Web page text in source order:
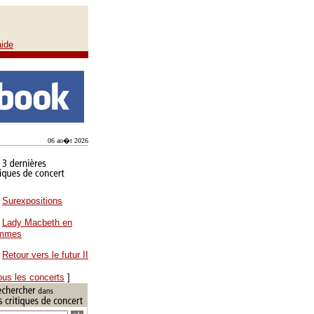
06 ao�t 2026
Surexpositions
Lady Macbeth en
Retour vers le futur II
les concerts ]